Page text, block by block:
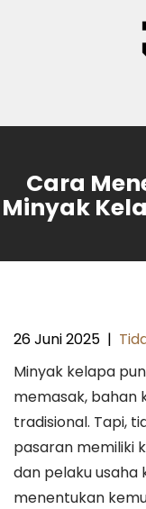
Cara
Minyak
26 Juni 2025 |
Minyak kelapa
memasak, bahan
tradisional. Tapi,
pasaran memiliki
dan pelaku usaha
menentukan